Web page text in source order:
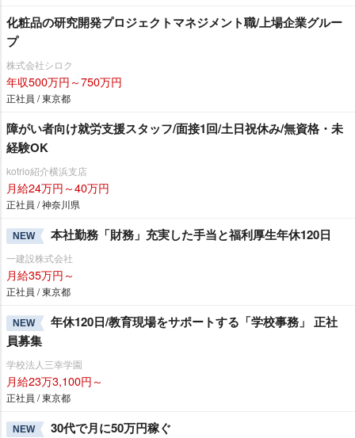
化粧品の研究開発プロジェクトマネジメント職/上場企業グルー
プ
株式会社シロク
年収500万円～750万円
正社員 / 東京都
障がい者向け就労支援スタッフ/面接1回/土日祝休み/無資格・未
経験OK
kotrio紹介横浜支店
月給24万円～40万円
正社員 / 神奈川県
NEW 本社勤務「財務」充実した手当と福利厚生年休120日
一建設株式会社
月給35万円～
正社員 / 東京都
NEW
年休120日/教育現場をサポートする「学校事務」 正社
員募集
学校法人三幸学園
月給23万3,100円～
正社員 / 東京都
NEW 30代で月に50万円稼ぐ